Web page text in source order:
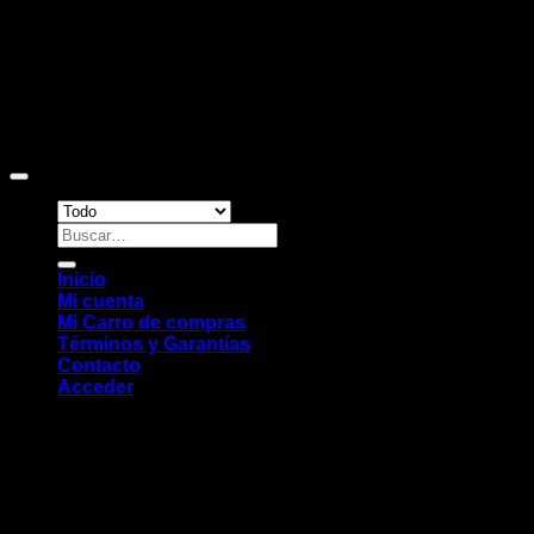
Buscar
por:
Inicio
Mi cuenta
Mi Carro de compras
Términos y Garantías
Contacto
Acceder